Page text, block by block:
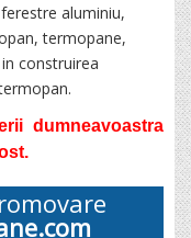
aluminiu,
termopane,
construirea
dumneavoastra